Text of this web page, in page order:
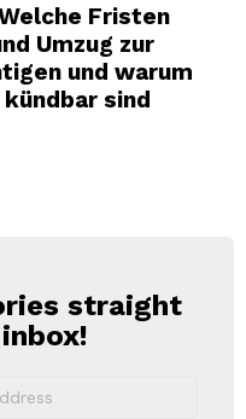
Fristen
Umzug zur
und warum
sind
straight